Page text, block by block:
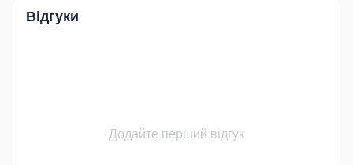
Відгуки
Додайте перший відгук